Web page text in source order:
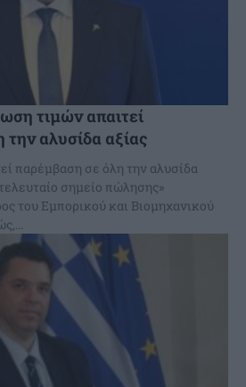
τιμών απαιτεί
αλυσίδα αξίας
παρέμβαση σε όλη την αλυσίδα
σημείο πώλησης»
του Εμπορικού και Βιομηχανικού